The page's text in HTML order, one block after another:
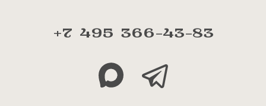
+7 495 366-43-83